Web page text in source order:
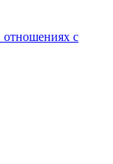
отношениях с